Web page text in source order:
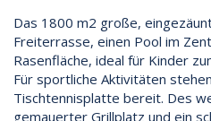
Das 1800 m2 große,
Freiterrasse, einen Pool im
Rasenfläche, ideal für Kinder
Für sportliche Aktivitäten
Tischtennisplatte bereit. Des
gemauerter Grillplatz und ein